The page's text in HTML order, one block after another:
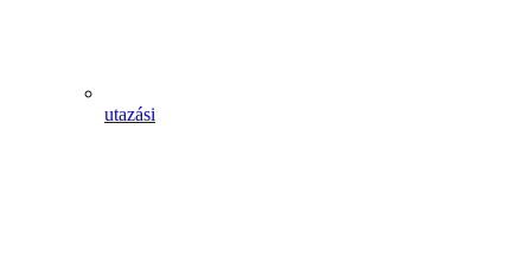
utazási